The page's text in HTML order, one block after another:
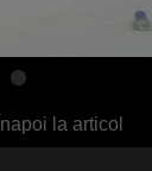
Înapoi la articol